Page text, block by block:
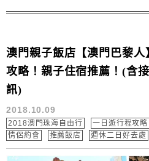
兒童世界」也超讚~以熱帶雨
澳門親子飯店【澳門巴黎
攻略！親子住宿推薦！(含
訊)
2018.10.09
2018澳門珠海自由行 一日遊行程攻略
情侶約會
推薦飯店 週休二日好去處